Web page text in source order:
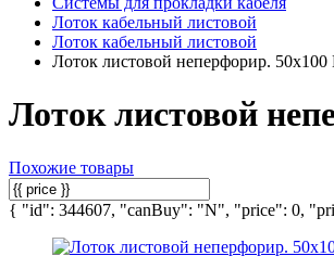
Лоток кабельный листовой
Лоток кабельный листовой
Лоток листовой неперфорир.
Лоток листовой
Похожие товары
{ "id": 344607, "canBuy": "N", "price": 0,